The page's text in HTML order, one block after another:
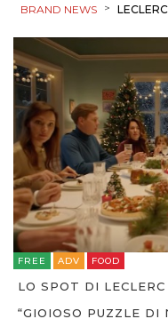
CASE HISTORY
OPINIONI
BRAND NEWS > LECLERC
FREE ADV FOOD
LO SPOT DI
“GIOIOSO PUZZLE DI